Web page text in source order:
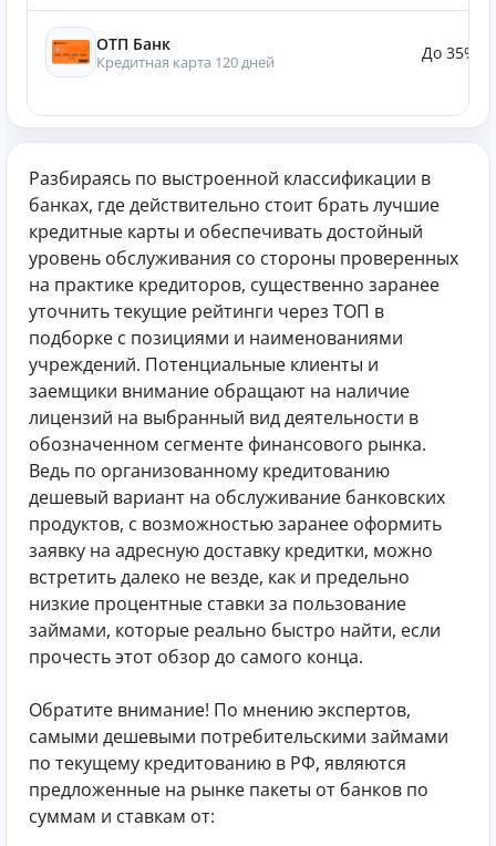
ОТП Банк
Кредитная карта 120 дней До 35%
Разбираясь по выстроенной классификации в
банках, где действительно стоит брать лучшие
кредитные карты и обеспечивать достойный
уровень обслуживания со стороны проверенных
на практике кредиторов, существенно заранее
уточнить текущие рейтинги через ТОП в
подборке с позициями и наименованиями
учреждений. Потенциальные клиенты и
заемщики внимание обращают на наличие
лицензий на выбранный вид деятельности в
обозначенном сегменте финансового рынка.
Ведь по организованному кредитованию
дешевый вариант на обслуживание банковских
продуктов, с возможностью заранее оформить
заявку на адресную доставку кредитки, можно
встретить далеко не везде, как и предельно
низкие процентные ставки за пользование
займами, которые реально быстро найти, если
прочесть этот обзор до самого конца.
Обратите внимание! По мнению экспертов,
самыми дешевыми потребительскими займами
по текущему кредитованию в РФ, являются
предложенные на рынке пакеты от банков по
суммам и ставкам от: